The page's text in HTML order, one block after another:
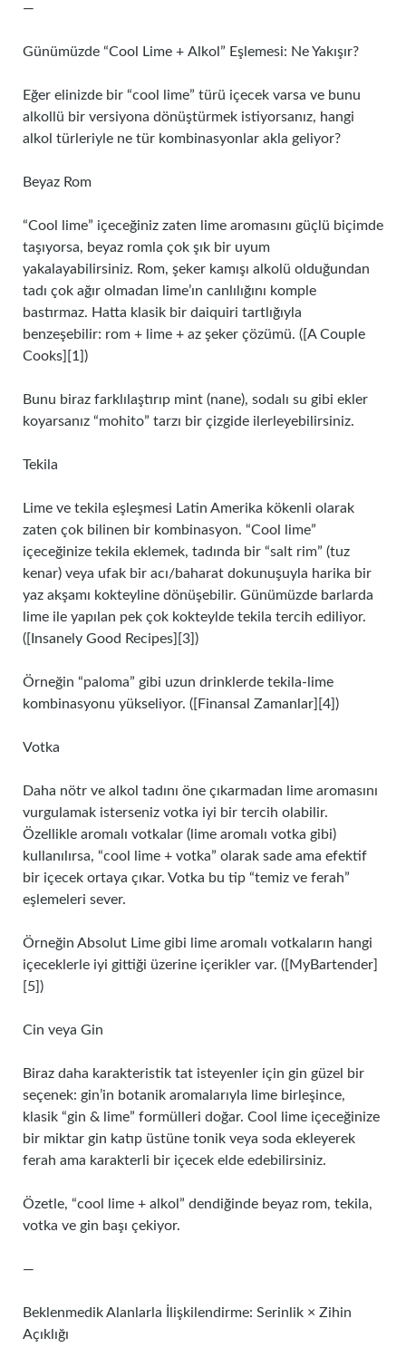
—
Günümüzde “Cool Lime + Alkol” Eşlemesi: Ne Yakışır?
Eğer elinizde bir “cool lime” türü içecek varsa ve bunu
alkollü bir versiyona dönüştürmek istiyorsanız, hangi
alkol türleriyle ne tür kombinasyonlar akla geliyor?
Beyaz Rom
“Cool lime” içeceğiniz zaten lime aromasını güçlü biçimde
taşıyorsa, beyaz romla çok şık bir uyum
yakalayabilirsiniz. Rom, şeker kamışı alkolü olduğundan
tadı çok ağır olmadan lime’ın canlılığını komple
bastırmaz. Hatta klasik bir daiquiri tartlığıyla
benzeşebilir: rom + lime + az şeker çözümü. ([A Couple
Cooks][1])
Bunu biraz farklılaştırıp mint (nane), sodalı su gibi ekler
koyarsanız “mohito” tarzı bir çizgide ilerleyebilirsiniz.
Tekila
Lime ve tekila eşleşmesi Latin Amerika kökenli olarak
zaten çok bilinen bir kombinasyon. “Cool lime”
içeceğinize tekila eklemek, tadında bir “salt rim” (tuz
kenar) veya ufak bir acı/baharat dokunuşuyla harika bir
yaz akşamı kokteyline dönüşebilir. Günümüzde barlarda
lime ile yapılan pek çok kokteylde tekila tercih ediliyor.
([Insanely Good Recipes][3])
Örneğin “paloma” gibi uzun drinklerde tekila‑lime
kombinasyonu yükseliyor. ([Finansal Zamanlar][4])
Votka
Daha nötr ve alkol tadını öne çıkarmadan lime aromasını
vurgulamak isterseniz votka iyi bir tercih olabilir.
Özellikle aromalı votkalar (lime aromalı votka gibi)
kullanılırsa, “cool lime + votka” olarak sade ama efektif
bir içecek ortaya çıkar. Votka bu tip “temiz ve ferah”
eşlemeleri sever.
Örneğin Absolut Lime gibi lime aromalı votkaların hangi
içeceklerle iyi gittiği üzerine içerikler var. ([MyBartender]
[5])
Cin veya Gin
Biraz daha karakteristik tat isteyenler için gin güzel bir
seçenek: gin’in botanik aromalarıyla lime birleşince,
klasik “gin & lime” formülleri doğar. Cool lime içeceğinize
bir miktar gin katıp üstüne tonik veya soda ekleyerek
ferah ama karakterli bir içecek elde edebilirsiniz.
Özetle, “cool lime + alkol” dendiğinde beyaz rom, tekila,
votka ve gin başı çekiyor.
—
Beklenmedik Alanlarla İlişkilendirme: Serinlik × Zihin
Açıklığı